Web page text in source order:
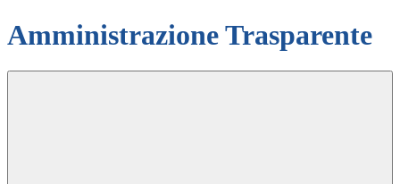
Amministrazione Trasparente